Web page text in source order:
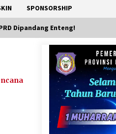
SPONSORSHIP
Dipandang Enteng!